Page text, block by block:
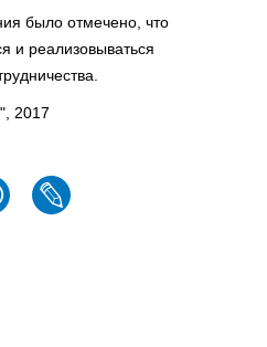
было отмечено, что
и реализовываться
2017